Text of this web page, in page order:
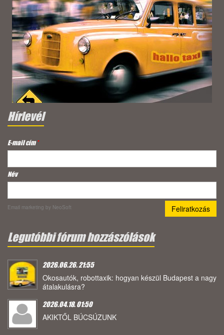
Hírlevél
E-mail cím*
Név
Email marketing by NeoSoft
Legutóbbi fórum hozzászólások
2026.06.26. 21:55
Okosautók, robottaxik: hogyan készül Budapest a nagy
átalakulásra?
2026.04.18. 01:50
AKIKTŐL BÚCSÚZUNK